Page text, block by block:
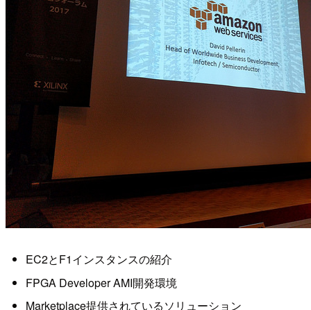
EC2とF1インスタンスの紹介
FPGA Developer AMI開発環境
Marketplace提供されているソリューション